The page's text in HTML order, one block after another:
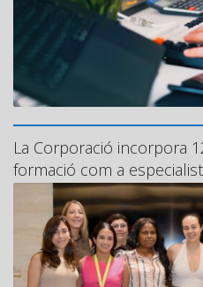
La Corporació incorpora
formació com a